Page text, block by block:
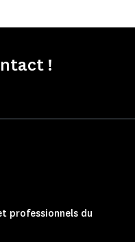
!
professionnels du